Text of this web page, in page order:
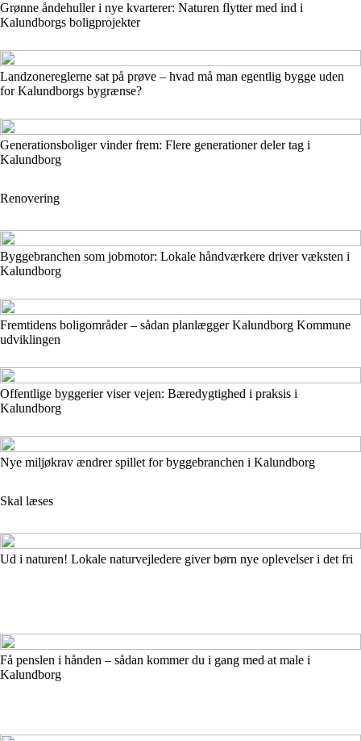
Grønne åndehuller i nye kvarterer: Naturen flytter med ind i
Kalundborgs boligprojekter
Landzonereglerne sat på prøve – hvad må man egentlig bygge uden
for Kalundborgs bygrænse?
Generationsboliger vinder frem: Flere generationer deler tag i
Kalundborg
Renovering
Byggebranchen som jobmotor: Lokale håndværkere driver væksten i
Kalundborg
Fremtidens boligområder – sådan planlægger Kalundborg Kommune
udviklingen
Offentlige byggerier viser vejen: Bæredygtighed i praksis i
Kalundborg
Nye miljøkrav ændrer spillet for byggebranchen i Kalundborg
Skal læses
Ud i naturen! Lokale naturvejledere giver børn nye oplevelser i det fri
Få penslen i hånden – sådan kommer du i gang med at male i
Kalundborg